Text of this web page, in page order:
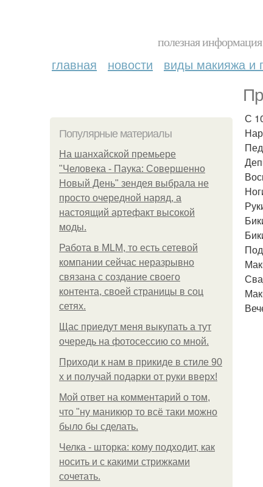
полезная
главная новости виды макияжа и
Популярные материалы
На шанхайской премьере
"Человека - Паука: Совершенно
Новый День" зендея выбрала не
просто очередной наряд, а
настоящий артефакт высокой
моды.
Работа в MLM, то есть сетевой
компании сейчас неразрывно
связана с создание своего
контента, своей страницы в соц
сетях.
Щас приедут меня выкупать а тут
очередь на фотосессию со мной.
Приходи к нам в прикиде в стиле 90
х и получай подарки от руки вверх!
Мой ответ на комментарий о том,
что "ну маникюр то всё таки можно
было бы сделать.
Челка - шторка: кому подходит, как
носить и с какими стрижками
сочетать.
С